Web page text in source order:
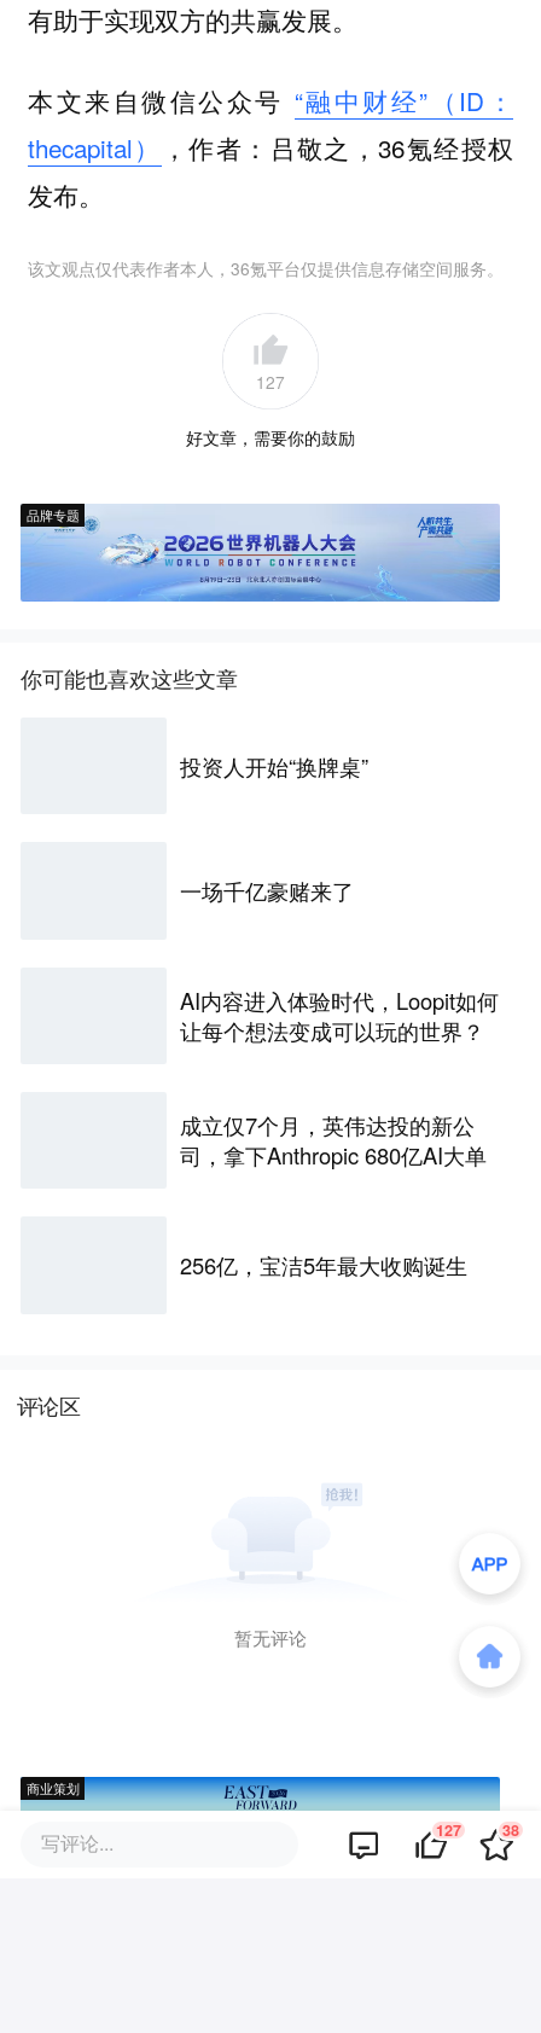
有助于实现双方的共赢发展。
本文来自微信公众号 “融中财经”（ID：
thecapital）
，作者：吕敬之，36氪经授权
发布。
该文观点仅代表作者本人，36氪平台仅提供信息存储空间服务。
127
好文章，需要你的鼓励
品牌专题
你可能也喜欢这些文章
投资人开始“换牌桌”
一场千亿豪赌来了
AI内容进入体验时代，Loopit如何
让每个想法变成可以玩的世界？
成立仅7个月，英伟达投的新公
司，拿下Anthropic 680亿AI大单
256亿，宝洁5年最大收购诞生
评论区
暂无评论
商业策划
写评论... 127 38